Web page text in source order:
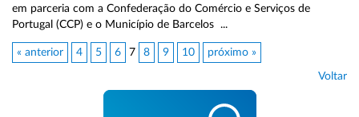
em parceria com a Confederação do Comércio e Serviços de
Portugal (CCP) e o Município de Barcelos ...
« anterior 4 5 6 7 8 9 10 próximo »
Voltar